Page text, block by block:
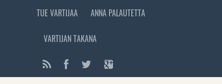
TUE VARTIJAA ANNA PALAUTETTA
VARTIJAN TAKANA